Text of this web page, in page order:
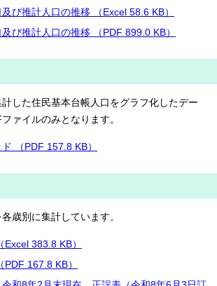
び推計人口の推移 （Excel 58.6 KB）
び推計人口の推移 （PDF 899.0 KB）
した住民基本台帳人口をグラフ化したデー
ァイルのみとなります。
（PDF 157.8 KB）
歳別に集計しています。
383.8 KB）
167.8 KB）